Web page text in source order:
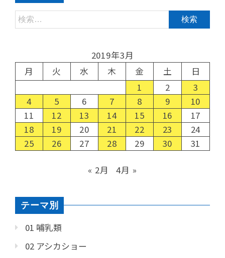
2019年3月
月
火 水 木 金 土
日
1
2
3
4
5 6 7 8 9
10
11
12 13 14 15 16
17
18
19 20 21 22 23
24
25
26 27 28 29 30 31
« 2月 4月 »
テーマ別
01 哺乳類
02 アシカショー